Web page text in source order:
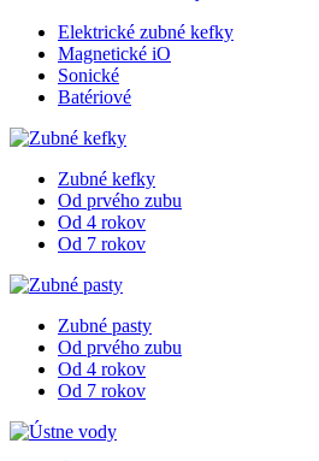
Elektrické zubné kefky
Magnetické iO
Sonické
Batériové
Zubné kefky
Od prvého zubu
Od 4 rokov
Od 7 rokov
Zubné pasty
Od prvého zubu
Od 4 rokov
Od 7 rokov